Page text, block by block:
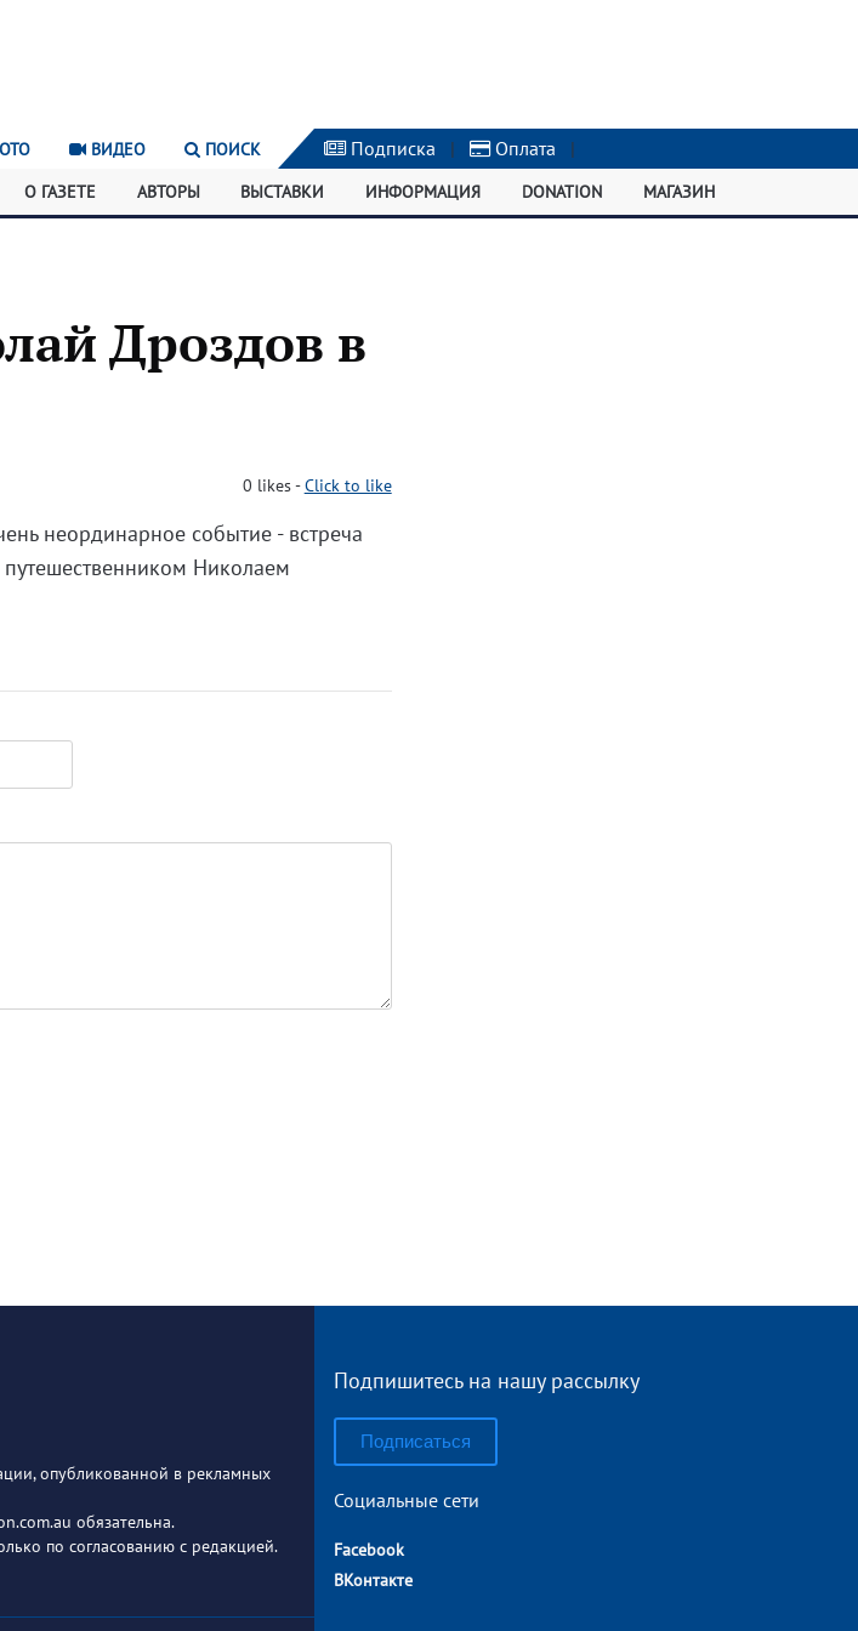
ВИДЕО ПОИСК Подписка | Оплата |
О ГАЗЕТЕ АВТОРЫ ВЫСТАВКИ ИНФОРМАЦИЯ DONATION МАГАЗИН
Дроздов в
0 likes-Click to like
неординарное событие - встреча
Николаем
опубликованной в рекламных
обязательна.
по согласованию с редакцией.
Подпишитесь на нашу рассылку
Подписаться
Социальные сети
Facebook
ВКонтакте